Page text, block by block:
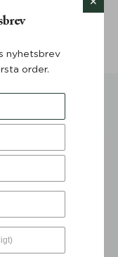
…
nyhetsbrev
order.